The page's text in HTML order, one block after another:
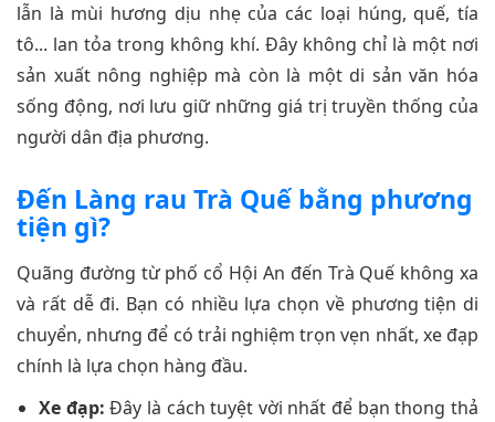
lẫn là mùi hương dịu nhẹ của các loại húng, quế, tía
tô... lan tỏa trong không khí. Đây không chỉ là một nơi
sản xuất nông nghiệp mà còn là một di sản văn hóa
sống động, nơi lưu giữ những giá trị truyền thống của
người dân địa phương.
Đến Làng rau Trà Quế bằng phương
tiện gì?
Quãng đường từ phố cổ Hội An đến Trà Quế không xa
và rất dễ đi. Bạn có nhiều lựa chọn về phương tiện di
chuyển, nhưng để có trải nghiệm trọn vẹn nhất, xe đạp
chính là lựa chọn hàng đầu.
Xe đạp: Đây là cách tuyệt vời nhất để bạn thong thả